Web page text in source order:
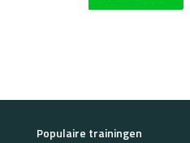
Populaire trainingen